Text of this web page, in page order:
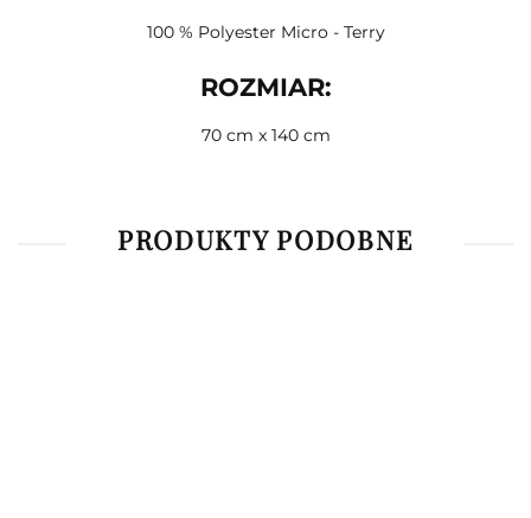
100 % Polyester Micro - Terry
ROZMIAR:
70 cm x 140 cm
PRODUKTY PODOBNE